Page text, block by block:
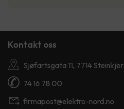
Kontakt oss
Sjøfartsgata 11, 7714 Steinkjer
74 16 78 00
firmapost@elektro-nord.no